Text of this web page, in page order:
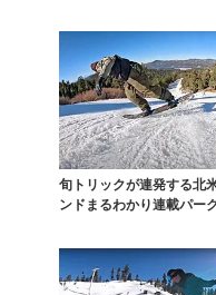
旬トリックが連発する北
ンドまるわかり連載パー